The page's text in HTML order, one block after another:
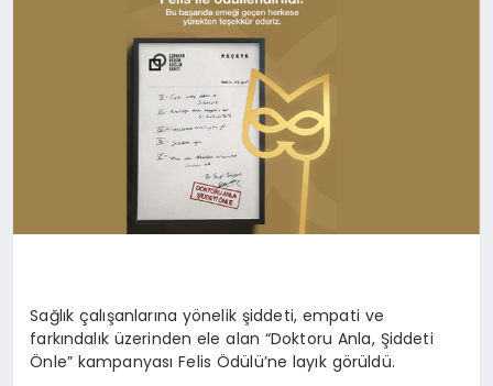
Sağlık çalışanlarına yönelik şiddeti, empati ve
farkındalık üzerinden ele alan “Doktoru Anla, Şiddeti
Önle”kampanyası Felis Ödülü’ne layık görüldü.